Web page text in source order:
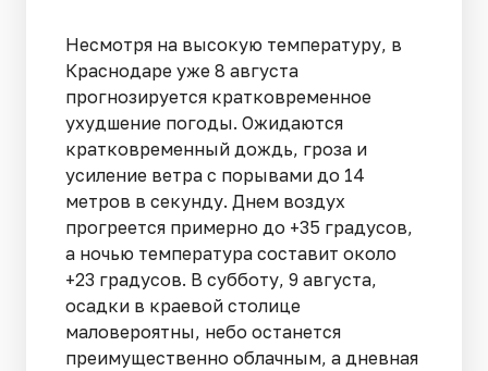
Несмотря на высокую температуру, в
Краснодаре уже 8 августа
прогнозируется кратковременное
ухудшение погоды. Ожидаются
кратковременный дождь, гроза и
усиление ветра с порывами до 14
метров в секунду. Днем воздух
прогреется примерно до +35 градусов,
а ночью температура составит около
+23 градусов. В субботу, 9 августа,
осадки в краевой столице
маловероятны, небо останется
преимущественно облачным, а дневная